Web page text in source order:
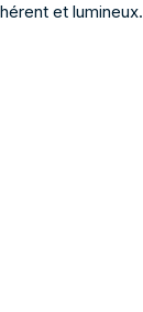
et lumineux.